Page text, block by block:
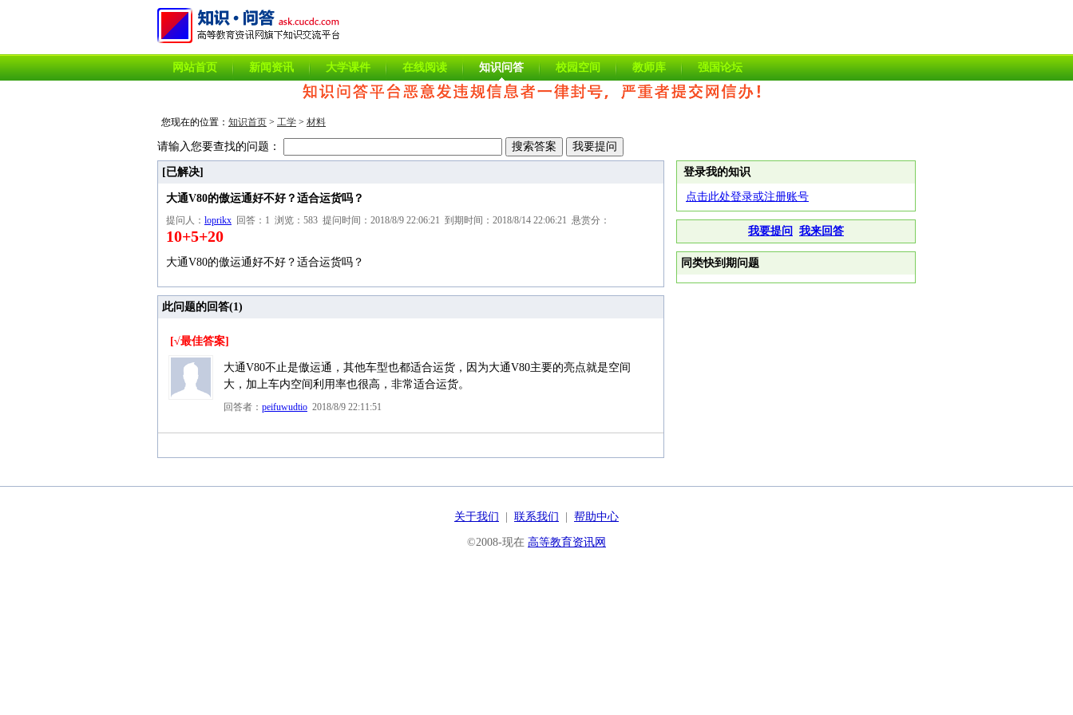
网站首页 新闻资讯 大学课件 在线阅读 知识问答 校园空间 教师库 强国论坛
您现在的位置： 知识首页 > 工学 > 材料
请输入您要查找的问题：
[已解决]
大通V80的傲运通好不好？适合运货吗？
提问人： loprikx 回答：1 浏览：583 提问时间：2018/8/9 22:06:21 到期时间：2018/8/14 22:06:21 悬赏分：
10+5+20
大通V80的傲运通好不好？适合运货吗？
此问题的回答(1)
[√最佳答案]
大通V80不止是傲运通，其他车型也都适合运货，因为大通V80主要的亮点就是空间
大，加上车内空间利用率也很高，非常适合运货。
回答者： peifuwudtio 2018/8/9 22:11:51
登录我的知识
点击此处登录或注册账号
我要提问 我来回答
同类快到期问题
关于我们 联系我们 帮助中心
©2008-现在 高等教育资讯网